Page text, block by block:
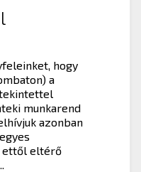
hogy
a
munkarend
azonban
ettől eltérő